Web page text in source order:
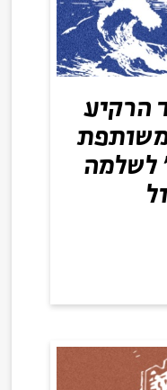
הרקיע
משותפת
לשלמה